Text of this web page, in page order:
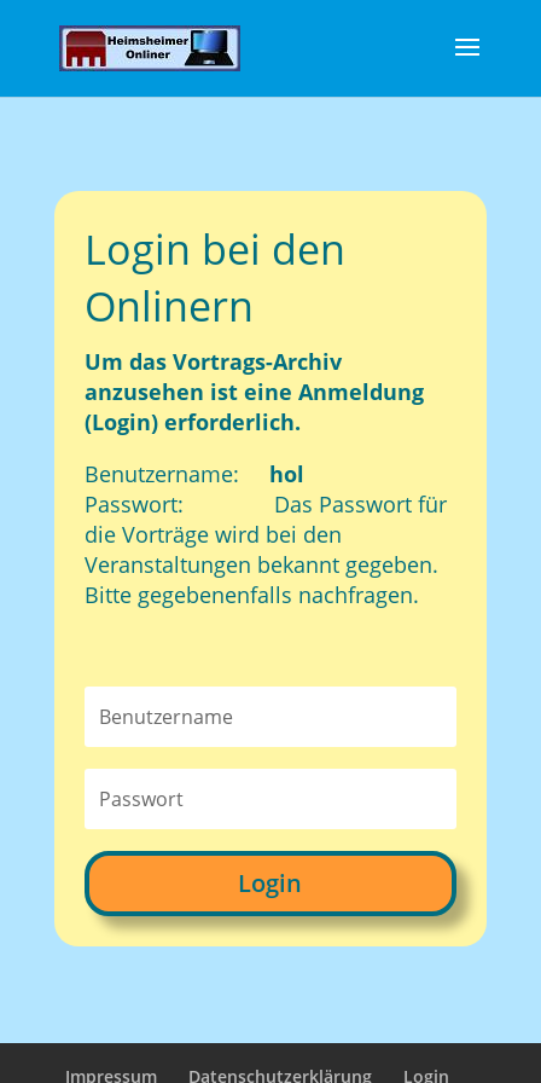
Login bei den
Onlinern
Um das Vortrags-Archiv
anzusehen ist eine Anmeldung
(Login) erforderlich.
Benutzername:
hol
Passwort: Das Passwort für
die Vorträge wird bei den
Veranstaltungen bekannt gegeben.
Bitte gegebenenfalls nachfragen.
Login
Impressum Datenschutzerklärung Login